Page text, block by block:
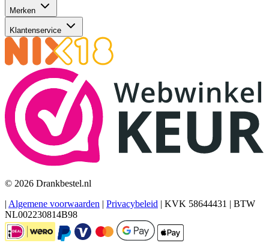
Merken
Klantenservice
© 2026 Drankbestel.nl
| Algemene voorwaarden | Privacybeleid | KVK 58644431 | BTW
NL002230814B98